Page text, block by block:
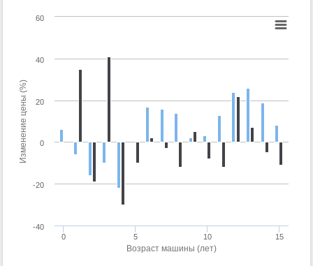
Возраст машины (лет)
Изменение цены (%)
0 5 10 15
-40
-20
0
20
40
60